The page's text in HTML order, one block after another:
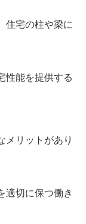
住宅の柱や梁に
性能を提供する
メリットがあり
適切に保つ働き